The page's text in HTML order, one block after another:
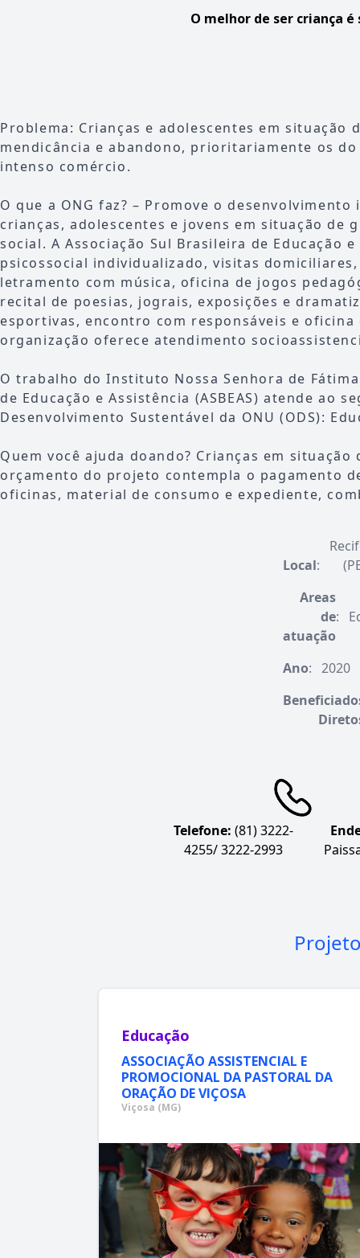
O melhor de ser criança é
Problema: Crianças e adolescentes em situação
mendicância e abandono, prioritariamente os
intenso comércio.
O que a ONG faz? – Promove o
crianças, adolescentes e jovens em situação de
social. A Associação Sul Brasileira de Educação
psicossocial individualizado, visitas
letramento com música, oficina de jogos
recital de poesias, jograis, exposições e
esportivas, encontro com responsáveis e
organização oferece atendimento
O trabalho do Instituto Nossa Senhora de
de Educação e Assistência (ASBEAS) atende ao
Desenvolvimento Sustentável da ONU (ODS):
Quem você ajuda doando? Crianças em
orçamento do projeto contempla o pagamento
oficinas, material de consumo e expediente,
Local:
Areas
de
atuação
:
Ano: 2020
Telefone: (81) 3222-
4255/ 3222-2993
Educação
ASSOCIAÇÃO ASSISTENCIAL E
PROMOCIONAL DA PASTORAL DA
ORAÇÃO DE VIÇOSA
Viçosa (MG)